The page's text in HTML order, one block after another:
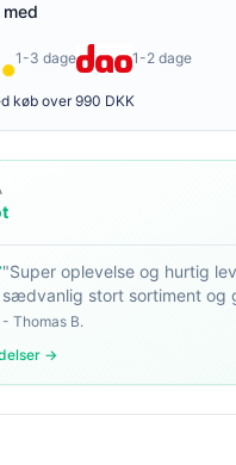
1-3 dage 1-2 dage
køb over 990 DKK
"Super oplevelse og hurtig
sædvanlig stort sortiment og
- Thomas B.
→